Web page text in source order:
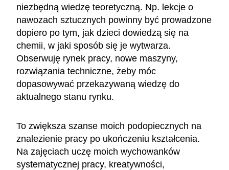
niezbędną wiedzę teoretyczną. Np. lekcje o
nawozach sztucznych powinny być prowadzone
dopiero po tym, jak dzieci dowiedzą się na
chemii, w jaki sposób się je wytwarza.
Obserwuję rynek pracy, nowe maszyny,
rozwiązania techniczne, żeby móc
dopasowywać przekazywaną wiedzę do
aktualnego stanu rynku.
To zwiększa szanse moich podopiecznych na
znalezienie pracy po ukończeniu kształcenia.
Na zajęciach uczę moich wychowanków
systematycznej pracy, kreatywności,